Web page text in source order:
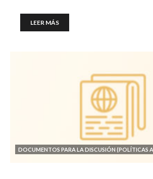
LEER MÁS
DOCUMENTOS PARA LA DISCUSIÓN (POLÍTICAS